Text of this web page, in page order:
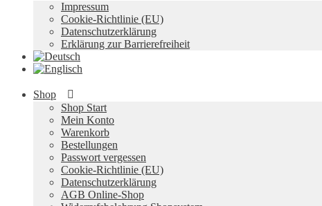
Impressum
Cookie-Richtlinie (EU)
Datenschutzerklärung
Erklärung zur Barrierefreiheit
Shop
Shop Start
Mein Konto
Warenkorb
Bestellungen
Passwort vergessen
Cookie-Richtlinie (EU)
Datenschutzerklärung
AGB Online-Shop